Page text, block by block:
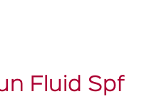
Fluid Spf